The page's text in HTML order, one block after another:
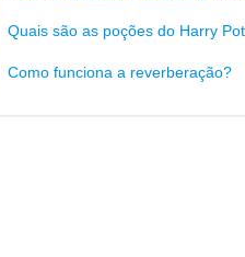
Quais são as poções do Harry
Como funciona a reverberação?